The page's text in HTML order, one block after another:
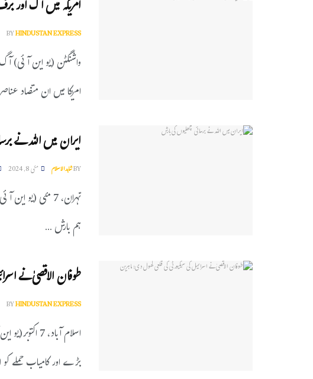
امریکہ میں آگ اور
BYHINDUSTAN EXPRESS
واشنگٹن (یو این آئی)
امریکا میں ان متضاد
ایران میں اللہ نے
BYشاہدالاسلام مئی 8, 2024
تہران، 7 مئی
ہم بارش ...
طوفان الاقصیٰ نے
BYHINDUSTAN EXPRESS
اسلام
بڑے اور کامیاب حملے